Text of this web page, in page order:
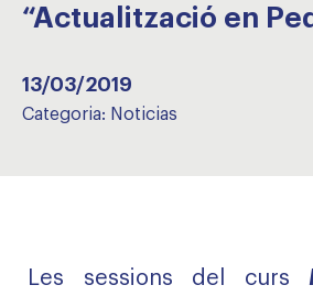
“Actualització en
13/03/2019
Categoria: Noticias
Les sessions del curs